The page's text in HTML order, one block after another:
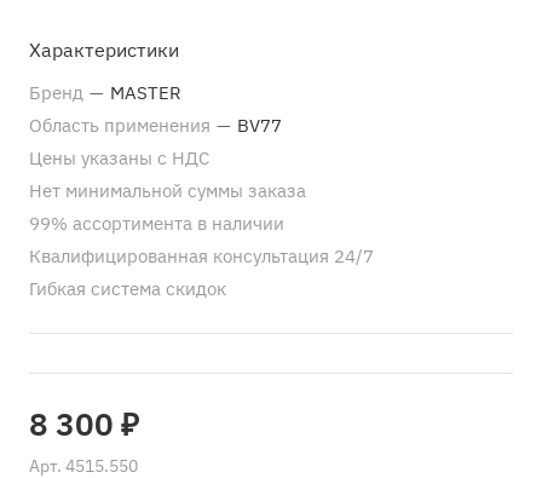
Характеристики
Бренд — MASTER
Область применения — BV77
Цены указаны с НДС
Нет минимальной суммы заказа
99% ассортимента в наличии
Квалифицированная консультация 24/7
Гибкая система скидок
8 300 ₽
Арт. 4515.550